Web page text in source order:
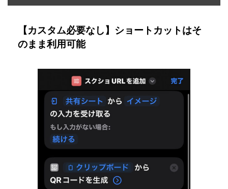
【カスタム必要なし】ショートカットはそ
のまま利用可能